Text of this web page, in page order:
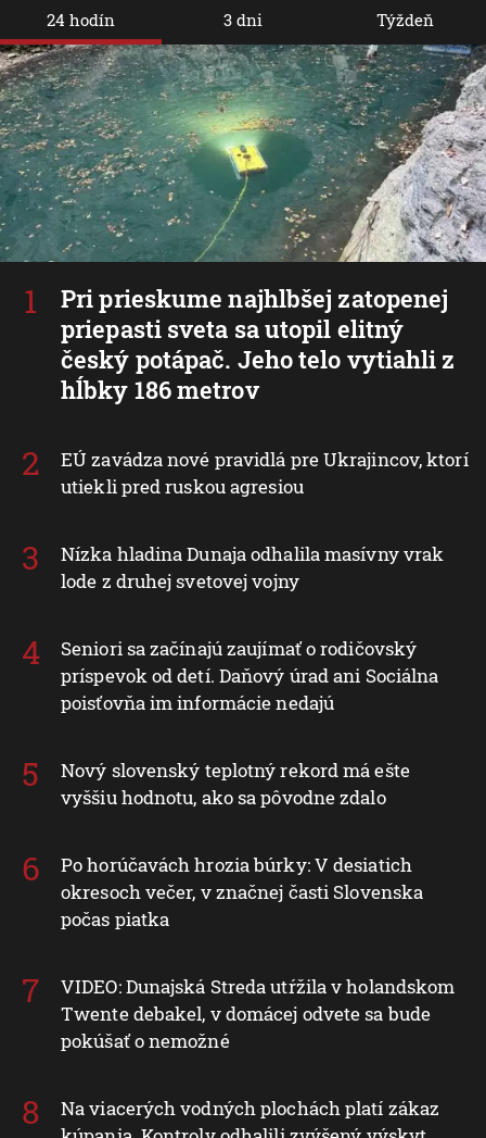
24 hodín
Pri prieskume najhlbšej zatopenej
priepasti sveta sa utopil elitný
český potápač. Jeho telo vytiahli z
hĺbky 186 metrov
EÚ zavádza nové pravidlá pre Ukrajincov, ktorí
utiekli pred ruskou agresiou
Nízka hladina Dunaja odhalila masívny vrak
lode z druhej svetovej vojny
Seniori sa začínajú zaujímať o rodičovský
príspevok od detí. Daňový úrad ani Sociálna
poisťovňa im informácie nedajú
Nový slovenský teplotný rekord má ešte
vyššiu hodnotu, ako sa pôvodne zdalo
Po horúčavách hrozia búrky: V desiatich
okresoch večer, v značnej časti Slovenska
počas piatka
VIDEO: Dunajská Streda utŕžila v holandskom
Twente debakel, v domácej odvete sa bude
pokúšať o nemožné
Na viacerých vodných plochách platí zákaz
3 dni Týždeň